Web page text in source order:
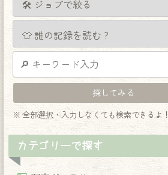
※ 全部選択・入力しなくても検索できるよ！
カテゴリーで探す